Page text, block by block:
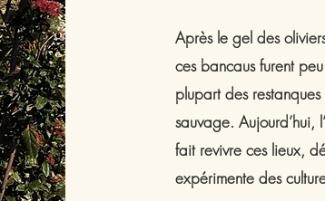
Après le gel des
ces bancaus furent
plupart des
sauvage. Aujourd’hui,
fait revivre ces lieux,
expérimente des